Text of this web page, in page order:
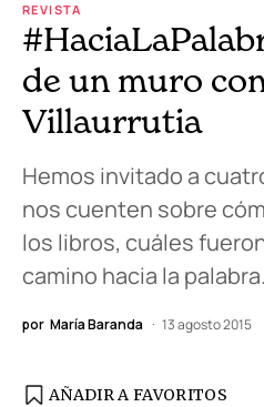
REVISTA
de un muro
Villaurrutia
Hemos invitado a
nos cuenten sobre
los libros, cuáles
camino hacia la palabra.
por María Baranda 13 agosto 2015
AÑADIR A FAVORITOS